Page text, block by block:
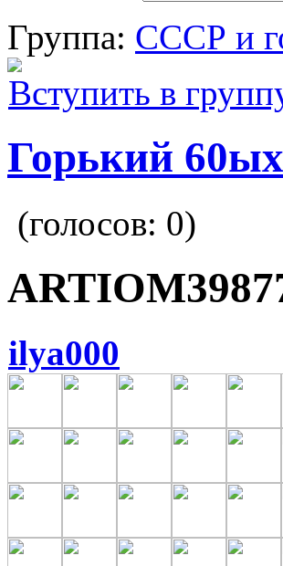
Группа: СССР и
Вступить в
Горький
(голосов: 0)
ilya000